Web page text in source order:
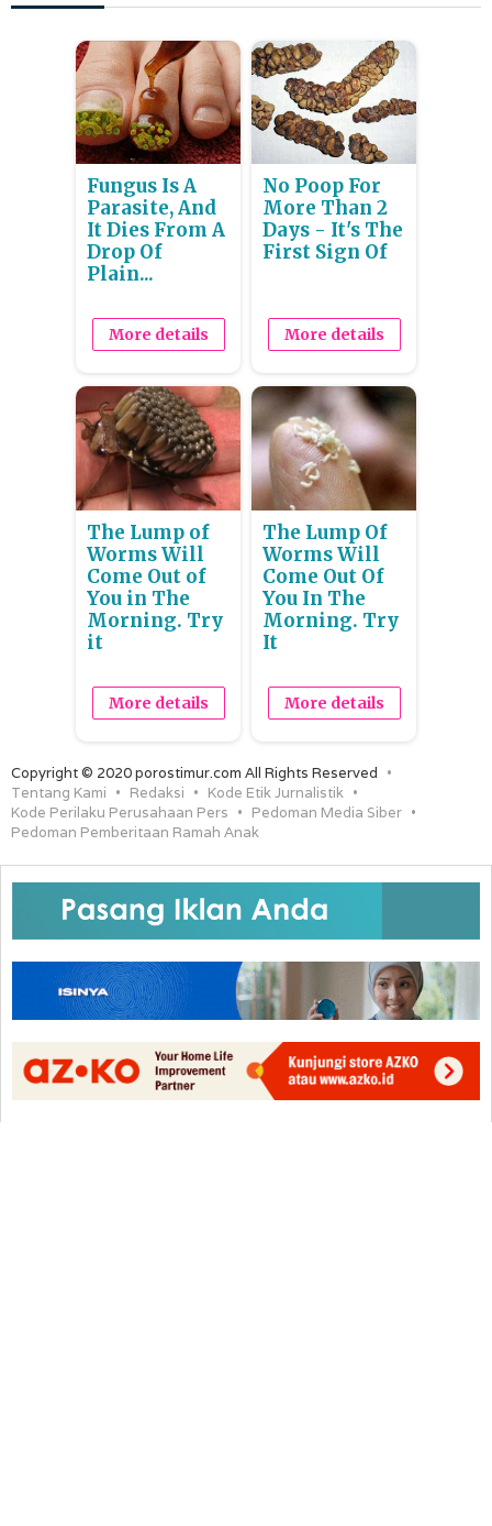
Fungus Is A
Parasite, And
It Dies From A
Drop Of
Plain...
More details
No Poop For
More Than 2
Days - It's The
First Sign Of
More details
The Lump of
Worms Will
Come Out of
You in The
Morning. Try
it
More details
The Lump Of
Worms Will
Come Out Of
You In The
Morning. Try
It
More details
Copyright © 2020 porostimur.com All Rights Reserved
Tentang Kami
Redaksi
Kode Etik Jurnalistik
Kode Perilaku Perusahaan Pers
Pedoman Media Siber
Pedoman Pemberitaan Ramah Anak